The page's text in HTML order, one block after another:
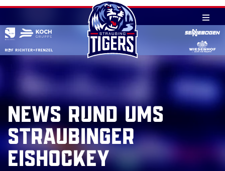
Skip
content
NEWS RUND UMS
STRAUBINGER
EISHOCKEY